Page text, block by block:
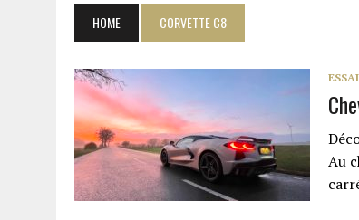
1 JUIN 2021 | GROUPE 3 : ALPINE A110 1600 S VS PORSCHE
6 AVRIL 2021 | DE L’HUILE SUR LA PISTE – ART CARS
22 OCTOBRE 2020 | EXPO MAZDA 100 ANS –
HOME CORVETTE C8
Au